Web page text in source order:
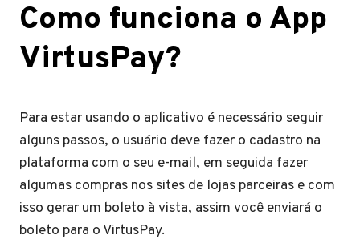
Como funciona o App
VirtusPay?
Para estar usando o aplicativo é necessário seguir
alguns passos, o usuário deve fazer o cadastro na
plataforma com o seu e-mail, em seguida fazer
algumas compras nos sites de lojas parceiras e com
isso gerar um boleto à vista, assim você enviará o
boleto para o VirtusPay.